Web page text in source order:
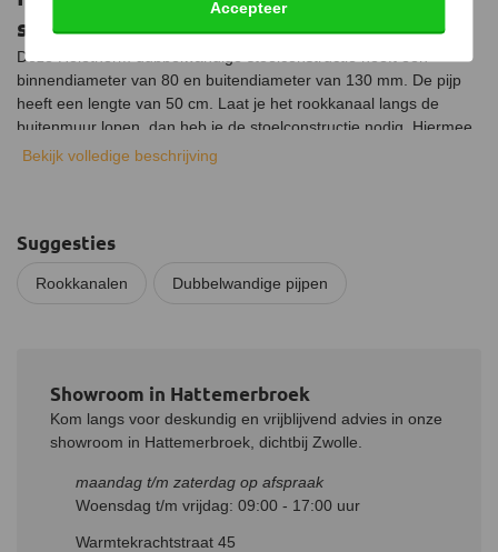
stoelconstructie Ø80/130mm
Deze Holetherm dubbelwandige stoelconstructie heeft een
binnendiameter van 80 en buitendiameter van 130 mm. De pijp
heeft een lengte van 50 cm. Laat je het rookkanaal langs de
buitenmuur lopen, dan heb je de stoelconstructie nodig. Hiermee
maak je het rookkanaal vast aan de muur, zodat deze stevig en
De binnenkant van de buis is gemaakt van hoogwaardig RVS
gebruik gemaakt van hoogwaardig AES-wol, een kenmerkend
Installatie
Deze Holetherm pijp met stoelconstructie is eenvoudig op andere
Holetherm kachelpijpen te installeren. Dit verloopt door middel
meegeleverde klemband vast zet. Indien de dubbelwandige pijp
op een enkelwandige pijp moet worden gemonteerd is een
aansluitstuk benodigd.
Bekijk volledige beschrijving
Suggesties
Rookkanalen Dubbelwandige pijpen
Showroom in Hattemerbroek
Kom langs voor deskundig en vrijblijvend advies in onze
showroom in Hattemerbroek, dichtbij Zwolle.
maandag t/m zaterdag op afspraak
Woensdag t/m vrijdag: 09:00 - 17:00 uur
Warmtekrachtstraat 45
Accepteer